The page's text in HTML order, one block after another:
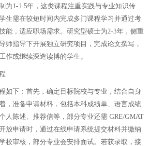
为1-1.5年，这类课程注重实践与专业知识传
生需在较短时间内完成多门课程学习并通过考
能，适应职场需求。研究型硕士为2-3年，侧重
师指导下开展独立研究项目，完成论文撰写，
作或继续深造读博的学生。
如下：首先，确定目标院校与专业，结合自身
，准备申请材料，包括本科成绩单、语言成绩
人陈述、推荐信等，部分专业还需 GRE/GMAT
放申请时，通过在线申请系统提交材料并缴纳
校审核，部分专业会安排面试。若获录取，接